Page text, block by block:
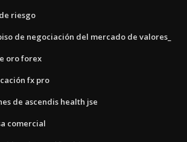
riesgo
de negociación del mercado de valores_
oro forex
fx pro
de ascendis health jse
comercial